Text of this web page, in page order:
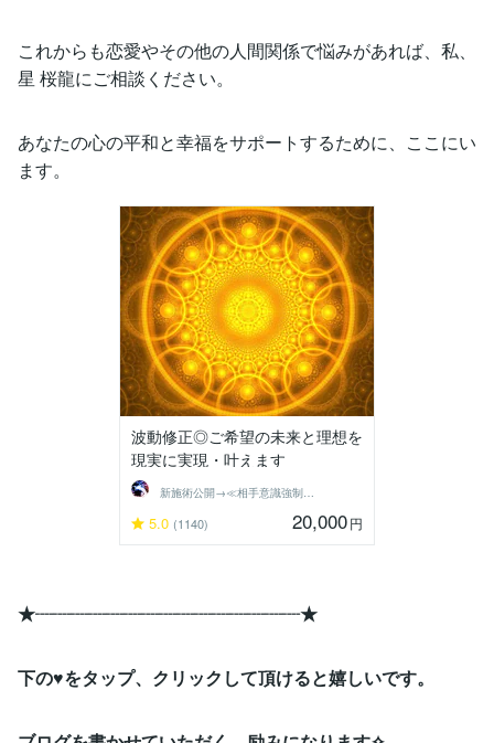
これからも恋愛やその他の人間関係で悩みがあれば、私、
星 桜龍にご相談ください。
あなたの心の平和と幸福をサポートするために、ここにい
ます。
波動修正◎ご希望の未来と理想を
現実に実現・叶えます
新施術公開→≪相手意識強制変化≫◆星桜龍
5.0 (1140) 20,000円
★┈┈┈┈┈┈┈┈┈┈┈┈┈┈┈★
下の♥をタップ、クリックして頂けると嬉しいです。